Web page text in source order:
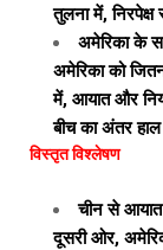
तुलना में,
अमेरिका के
अमेरिका को
में, आयात और
बीच का अंतर हाल
विस्तृत विश्लेषण
चीन से आयात
दूसरी ओर,